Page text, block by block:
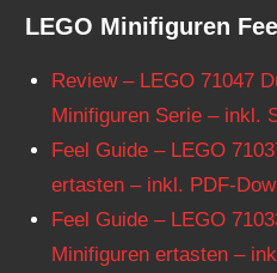
LEGO Minifiguren
Review – LEGO 71047
Minifiguren Serie – inkl.
Feel Guide – LEGO
ertasten – inkl. PDF-
Feel Guide – LEGO
Minifiguren ertasten –